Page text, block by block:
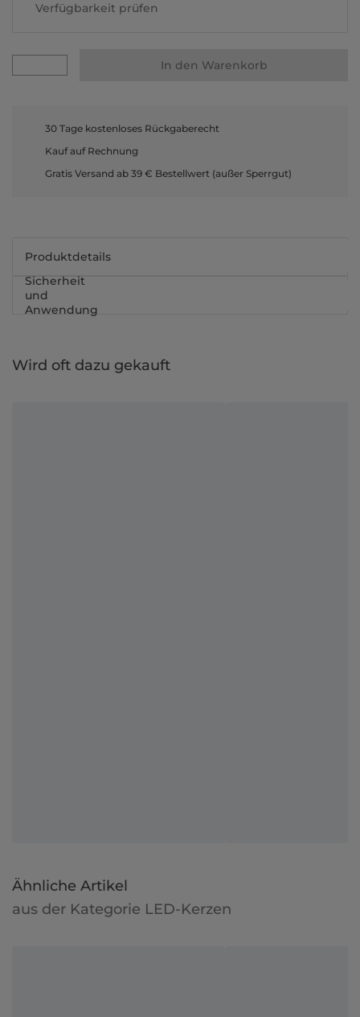
Verfügbarkeit prüfen
In den Warenkorb
30 Tage kostenloses Rückgaberecht
Kauf auf Rechnung
Gratis Versand ab 39 € Bestellwert (außer Sperrgut)
Produktdetails
Sicherheit
und
Anwendung
Wird oft dazu gekauft
Ähnliche Artikel
aus der Kategorie LED-Kerzen